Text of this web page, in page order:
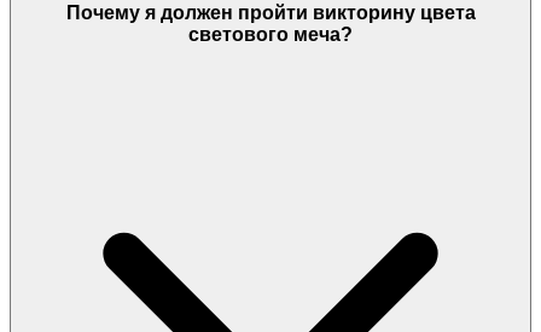
Почему я должен пройти викторину цвета
светового меча?